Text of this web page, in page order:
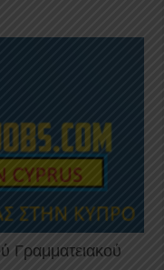
Γραμματειακού